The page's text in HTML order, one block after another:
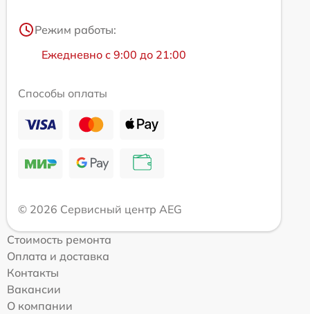
Режим работы:
Ежедневно с 9:00 до 21:00
Способы оплаты
© 2026 Сервисный центр AEG
Стоимость ремонта
Оплата и доставка
Контакты
Вакансии
О компании